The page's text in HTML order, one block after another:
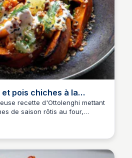
pois chiches à la
recette d'Ottolenghi mettant
de saison rôtis au four,
des ingrédients frais et